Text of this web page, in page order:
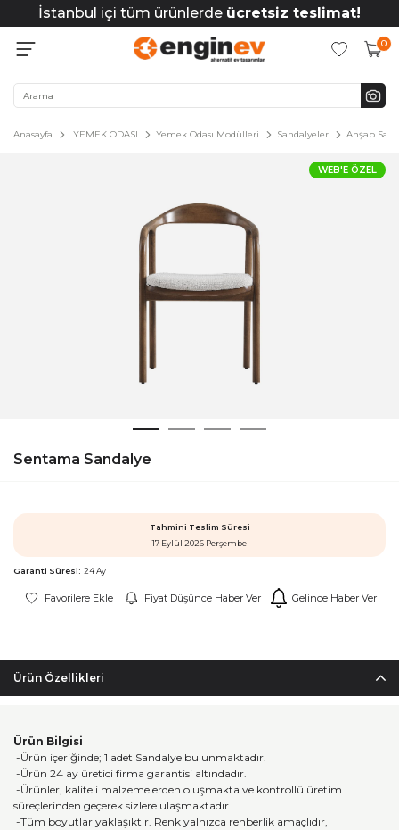
İstanbul içi tüm ürünlerde ücretsiz teslimat!
0
Anasayfa YEMEK ODASI Yemek Odası Modülleri Sandalyeler Ahşap
WEB'E ÖZEL
Sentama Sandalye
Tahmini Teslim Süresi
17 Eylül 2026 Perşembe
Garanti Süresi: 24 Ay
Favorilere Ekle Fiyat Düşünce Haber Ver Gelince Haber Ver
Ürün Özellikleri
Ürün Bilgisi
-Ürün içeriğinde; 1 adet Sandalye bulunmaktadır.
-Ürün 24 ay üretici firma garantisi altındadır.
-Ürünler, kaliteli malzemelerden oluşmakta ve kontrollü üretim
süreçlerinden geçerek sizlere ulaşmaktadır.
-Tüm boyutlar yaklaşıktır. Renk yalnızca rehberlik amaçlıdır,